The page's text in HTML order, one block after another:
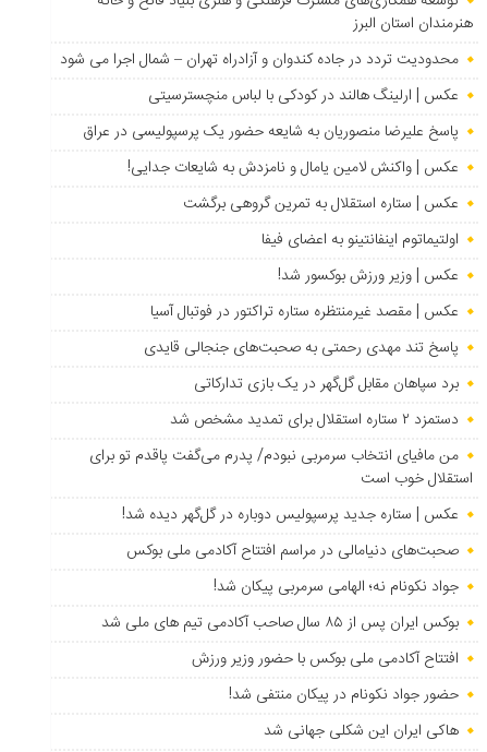
هنرمندان استان البرز
محدودیت تردد در جاده کندوان و آزادراه تهران – شمال اجرا می شود
عکس | ارلینگ هالند در کودکی با لباس منچسترسیتی
پاسخ علیرضا منصوریان به شایعه حضور یک پرسپولیسی در عراق
عکس | واکنش لامین یامال و نامزدش به شایعات جدایی!
عکس | ستاره استقلال به تمرین گروهی برگشت
اولتیماتوم اینفانتینو به اعضای فیفا
عکس | وزیر ورزش بوکسور شد!
عکس | مقصد غیرمنتظره ستاره تراکتور در فوتبال آسیا
پاسخ تند مهدی رحمتی به صحبت‌های جنجالی قایدی
برد سپاهان مقابل گل‌گهر در یک بازی تدارکاتی
دستمزد ۲ ستاره استقلال برای تمدید مشخص شد
من مافیای انتخاب سرمربی نبودم/ پدرم می‌گفت پاقدم تو برای
استقلال خوب است
عکس | ستاره جدید پرسپولیس دوباره در گل‌گهر دیده شد!
صحبت‌های دنیامالی در مراسم افتتاح آکادمی ملی بوکس
جواد نکونام نه؛ الهامی سرمربی پیکان شد!
بوکس ایران پس از ۸۵ سال صاحب آکادمی تیم های ملی شد
افتتاح آکادمی ملی بوکس با حضور وزیر ورزش
حضور جواد نکونام در پیکان منتفی شد!
هاکی ایران این شکلی جهانی شد